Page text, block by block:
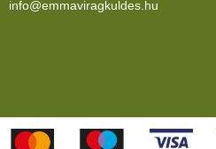
info@emmaviragkuldes.hu